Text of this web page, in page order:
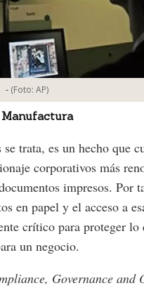
- (Foto: AP)
trata, es un hecho que
corporativos más
impresos. Por
en papel y el acceso a
crítico para proteger lo
un negocio.
Governance and